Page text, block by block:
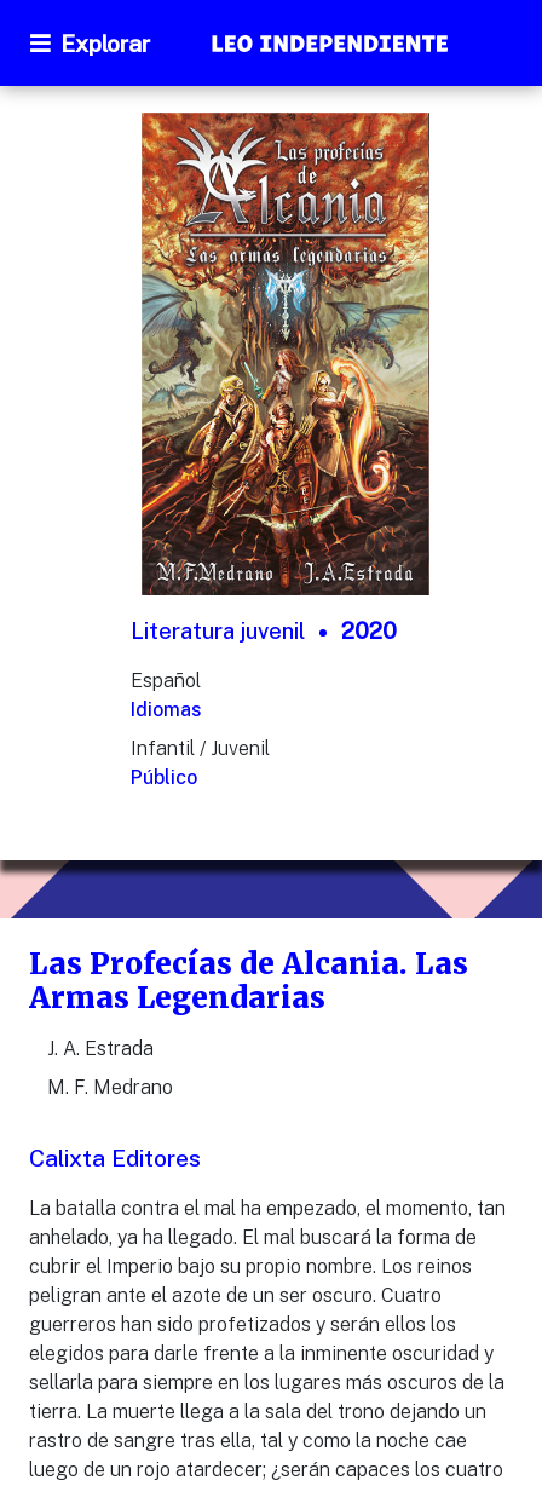
Explorar
Literatura juvenil 2020
Español
Idiomas
Infantil / Juvenil
Público
Las Profecías de Alcania. Las
Armas Legendarias
J. A. Estrada
M. F. Medrano
Calixta Editores
La batalla contra el mal ha empezado, el momento, tan
anhelado, ya ha llegado. El mal buscará la forma de
cubrir el Imperio bajo su propio nombre. Los reinos
peligran ante el azote de un ser oscuro. Cuatro
guerreros han sido profetizados y serán ellos los
elegidos para darle frente a la inminente oscuridad y
sellarla para siempre en los lugares más oscuros de la
tierra. La muerte llega a la sala del trono dejando un
rastro de sangre tras ella, tal y como la noche cae
luego de un rojo atardecer; ¿serán capaces los cuatro